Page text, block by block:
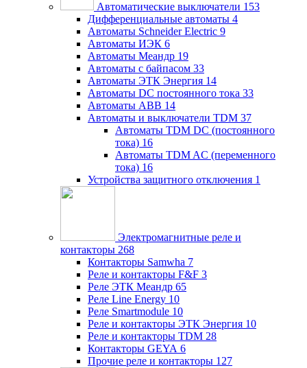
Автоматические выключатели 153
Дифференциальные автоматы 4
Автоматы Schneider Electric 9
Автоматы ИЭК 6
Автоматы Меандр 19
Автоматы с байпасом 33
Автоматы ЭТК Энергия 14
Автоматы DC постоянного тока 33
Автоматы ABB 14
Автоматы и выключатели TDM 37
Автоматы TDM DC (постоянного
тока) 16
Автоматы TDM AC (переменного
тока) 16
Устройства защитного отключения 1
Электромагнитные реле и
контакторы 268
Контакторы Samwha 7
Реле и контакторы F&F 3
Реле ЭТК Меандр 65
Реле Line Energy 10
Реле Smartmodule 10
Реле и контакторы ЭТК Энергия 10
Реле и контакторы TDM 28
Контакторы GEYA 6
Прочие реле и контакторы 127